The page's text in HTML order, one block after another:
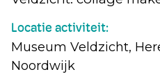
Locatie activiteit:
Museum Veldzicht,
Noordwijk